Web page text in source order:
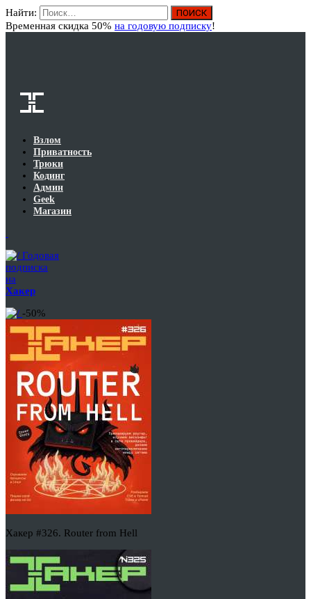
Найти:
Временная скидка 50% на годовую подписку!
Взлом
Приватность
Трюки
Кодинг
Админ
Geek
Магазин
Годовая
подписка
на
Хакер
-50%
Хакер #326. Router from Hell